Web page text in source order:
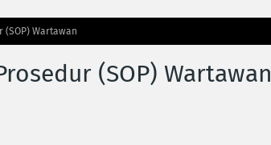
Wartawan
(SOP) Wartawan